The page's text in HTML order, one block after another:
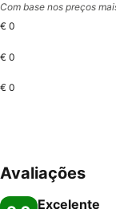
Com base nos preços
€ 0
€ 0
€ 0
Avaliações
Excelente